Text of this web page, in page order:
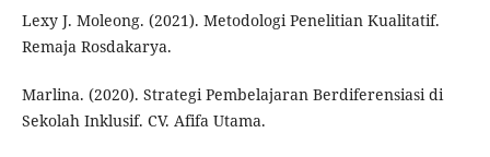
Lexy J. Moleong. (2021). Metodologi Penelitian Kualitatif.
Remaja Rosdakarya.
Marlina. (2020). Strategi Pembelajaran Berdiferensiasi di
Sekolah Inklusif. CV. Afifa Utama.